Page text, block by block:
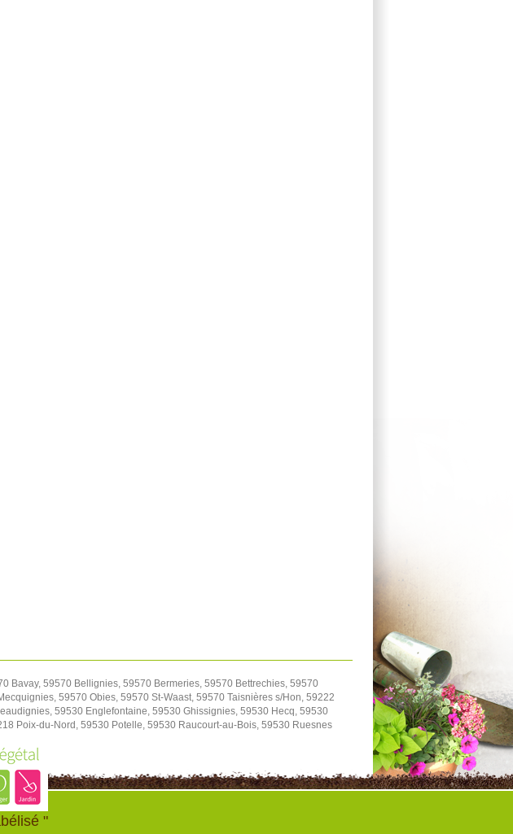
Bavay, 59570 Bellignies, 59570 Bermeries, 59570 Bettrechies, 59570
59570 Obies, 59570 St-Waast, 59570 Taisnières s/Hon, 59222
59530 Englefontaine, 59530 Ghissignies, 59530 Hecq, 59530
Poix-du-Nord, 59530 Potelle, 59530 Raucourt-au-Bois, 59530 Ruesnes
"